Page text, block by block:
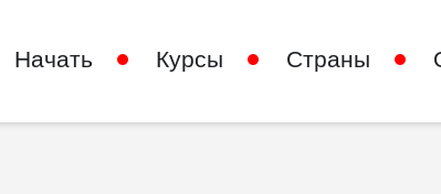
Начать Курсы Страны